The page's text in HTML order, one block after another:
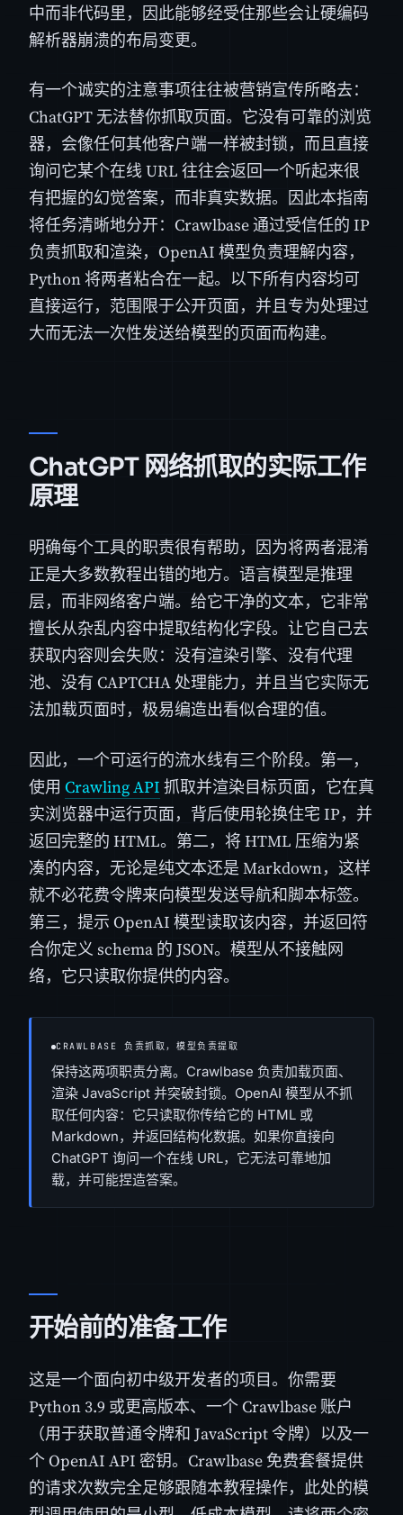
中而非代码里，因此能够经受住那些会让硬编码
解析器崩溃的布局变更。
有一个诚实的注意事项往往被营销宣传所略去：
ChatGPT 无法替你抓取页面。它没有可靠的浏览
器，会像任何其他客户端一样被封锁，而且直接
询问它某个在线 URL 往往会返回一个听起来很
有把握的幻觉答案，而非真实数据。因此本指南
将任务清晰地分开：Crawlbase 通过受信任的 IP
负责抓取和渲染，OpenAI 模型负责理解内容，
Python 将两者粘合在一起。以下所有内容均可
直接运行，范围限于公开页面，并且专为处理过
大而无法一次性发送给模型的页面而构建。
ChatGPT 网络抓取的实际工作
原理
明确每个工具的职责很有帮助，因为将两者混淆
正是大多数教程出错的地方。语言模型是推理
层，而非网络客户端。给它干净的文本，它非常
擅长从杂乱内容中提取结构化字段。让它自己去
获取内容则会失败：没有渲染引擎、没有代理
池、没有 CAPTCHA 处理能力，并且当它实际无
法加载页面时，极易编造出看似合理的值。
因此，一个可运行的流水线有三个阶段。第一，
使用 Crawling API 抓取并渲染目标页面，它在真
实浏览器中运行页面，背后使用轮换住宅 IP，并
返回完整的 HTML。第二，将 HTML 压缩为紧
凑的内容，无论是纯文本还是 Markdown，这样
就不必花费令牌来向模型发送导航和脚本标签。
第三，提示 OpenAI 模型读取该内容，并返回符
合你定义 schema 的 JSON。模型从不接触网
络，它只读取你提供的内容。
CRAWLBASE 负责抓取，模型负责提取
保持这两项职责分离。Crawlbase 负责加载页面、
渲染 JavaScript 并突破封锁。OpenAI 模型从不抓
取任何内容：它只读取你传给它的 HTML 或
Markdown，并返回结构化数据。如果你直接向
ChatGPT 询问一个在线 URL，它无法可靠地加
载，并可能捏造答案。
开始前的准备工作
这是一个面向初中级开发者的项目。你需要
Python 3.9 或更高版本、一个 Crawlbase 账户
（用于获取普通令牌和 JavaScript 令牌）以及一
个 OpenAI API 密钥。Crawlbase 免费套餐提供
的请求次数完全足够跟随本教程操作，此处的模